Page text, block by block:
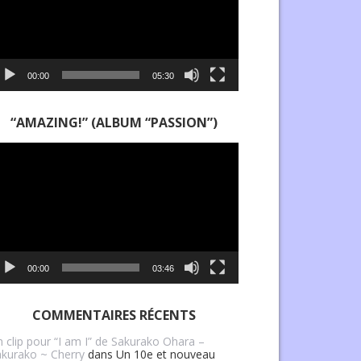
00:00 05:30
“AMAZING!” (ALBUM “PASSION”)
00:00 03:46
COMMENTAIRES RÉCENTS
clip pour “I am I” de Sakurako Ohara –
~ Cherry dans Un 10e et nouveau